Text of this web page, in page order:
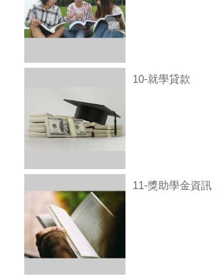
10-就學貸款
11-獎助學金資訊